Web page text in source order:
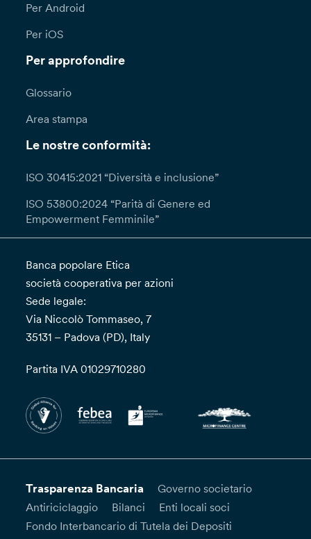
Per Android
Per iOS
Per approfondire
Glossario
Area stampa
Le nostre conformità:
ISO 30415:2021 “Diversità e inclusione”
ISO 53800:2024 “Parità di Genere ed
Empowerment Femminile”
Banca popolare Etica
società cooperativa per azioni
Sede legale:
Via Niccolò Tommaseo, 7
35131 – Padova (PD), Italy
Partita IVA 01029710280
Trasparenza Bancaria
Governo societario
Antiriciclaggio
Bilanci
Enti locali soci
Fondo Interbancario di Tutela dei Depositi